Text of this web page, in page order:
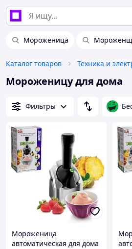
Мороженица
Каталог товаров Техника и
Мороженицу для дома
Фильтры
Мороженица
автоматическая для дома